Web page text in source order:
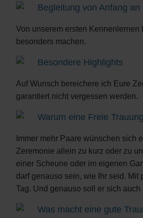
Begleitung von Anfang an
Von unserem ersten
besonders machen.
Besondere Highlights
Auf Wunsch bereichere ich Eure
garantiert nicht vergessen werden.
Warum eine Freie
Immer mehr Paare wünschen
Zeremonie allein zu kurz oder zu
einer Scheune oder im eigenen
darf genauso sein, wie Ihr seid.
Tag. Und genauso soll er sich auch
Was macht eine gute